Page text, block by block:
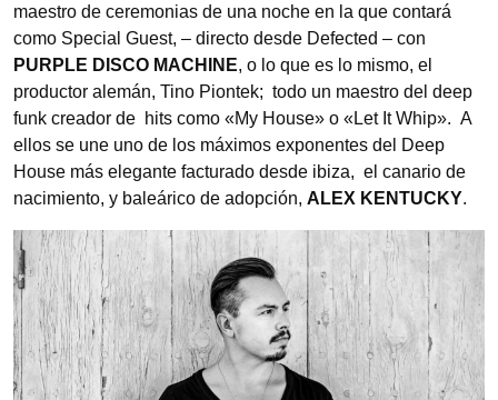
maestro de ceremonias de una noche en la que contará
como Special Guest, – directo desde Defected – con
PURPLE DISCO MACHINE, o lo que es lo mismo, el
productor alemán, Tino Piontek; todo un maestro del deep
funk creador de hits como «My House» o «Let It Whip». A
ellos se une uno de los máximos exponentes del Deep
House más elegante facturado desde ibiza, el canario de
nacimiento, y baleárico de adopción, ALEX KENTUCKY.